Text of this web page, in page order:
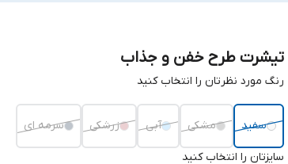
تیشرت طرح خفن و جذاب
رنگ مورد نظرتان را انتخاب کنید
سفید مشکی آبی زرشکی سرمه ای
سایزتان را انتخاب کنید